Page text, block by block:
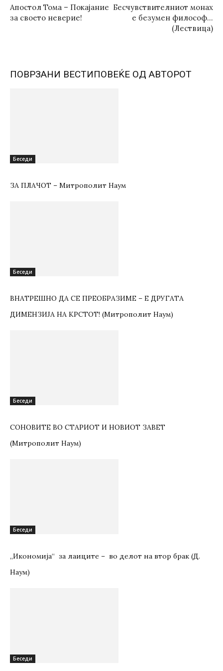
Апостол Тома – Покајание
за своето неверие!
Бесчувствителниот монах
е безумен философ…
(Лествица)
ПОВРЗАНИ ВЕСТИПОВЕЌЕ ОД АВТОРОТ
Беседи
ЗА ПЛАЧОТ – Митрополит Наум
Беседи
ВНАТРЕШНО ДА СЕ ПРЕОБРАЗИМЕ – Е ДРУГАТА
ДИМЕНЗИЈА НА КРСТОТ! (Митрополит Наум)
Беседи
СОНОВИТЕ ВО СТАРИОТ И НОВИОТ ЗАВЕТ
(Митрополит Наум)
Беседи
„Икономија“ за лаиците – во делот на втор брак (Д.
Наум)
Беседи